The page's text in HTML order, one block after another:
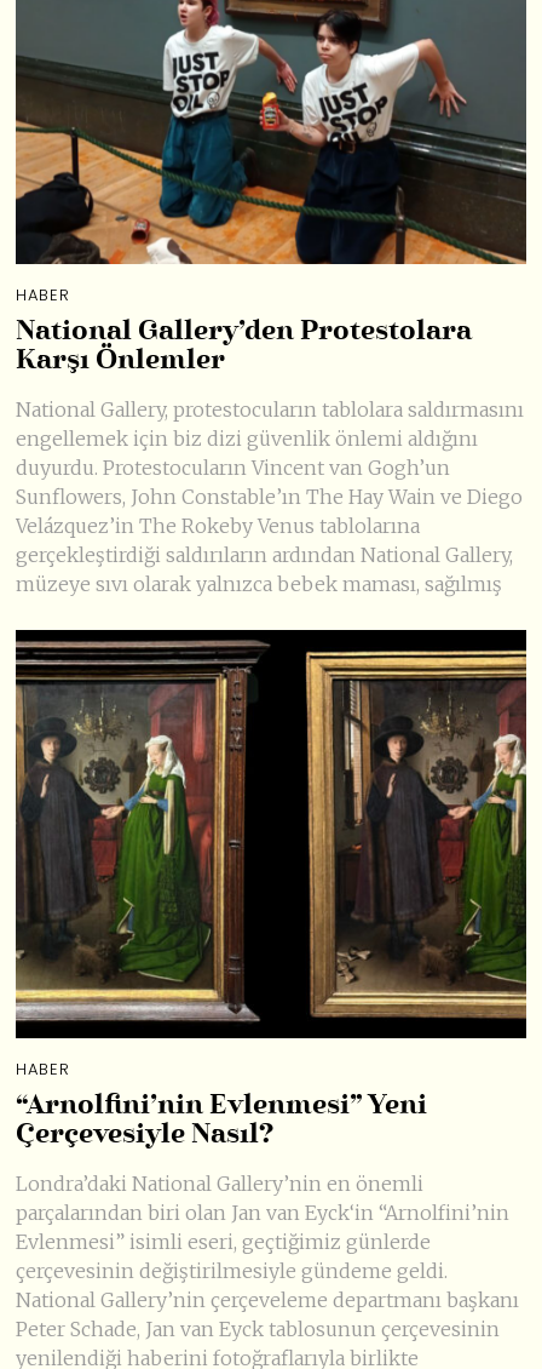
HABER
National Gallery’den Protestolara
Karşı Önlemler
National Gallery, protestocuların tablolara saldırmasını
engellemek için biz dizi güvenlik önlemi aldığını
duyurdu. Protestocuların Vincent van Gogh’un
Sunflowers, John Constable’ın The Hay Wain ve Diego
Velázquez’in The Rokeby Venus tablolarına
gerçekleştirdiği saldırıların ardından National Gallery,
müzeye sıvı olarak yalnızca bebek maması, sağılmış
HABER
“Arnolfini’nin Evlenmesi” Yeni
Çerçevesiyle Nasıl?
Londra’daki National Gallery’nin en önemli
parçalarından biri olan Jan van Eyck‘in “Arnolfini’nin
Evlenmesi” isimli eseri, geçtiğimiz günlerde
çerçevesinin değiştirilmesiyle gündeme geldi.
National Gallery’nin çerçeveleme departmanı başkanı
Peter Schade, Jan van Eyck tablosunun çerçevesinin
yenilendiği haberini fotoğraflarıyla birlikte